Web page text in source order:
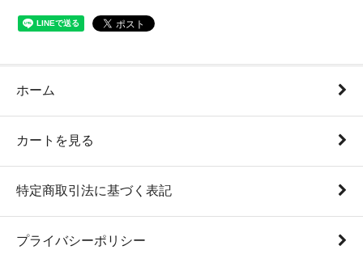
ホーム
カートを見る
特定商取引法に基づく表記
プライバシーポリシー